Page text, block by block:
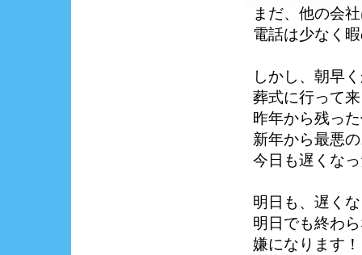
まだ、他の会
電話は少なく
しかし、朝早
葬式に行って
昨年から残っ
新年から最悪
今日も遅くな
明日も、遅く
明日でも終わ
嫌になります！